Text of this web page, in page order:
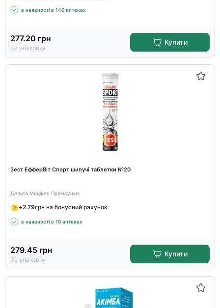
в наявності в 140 аптеках
277.20 грн
За упаковку
Купити
Зест ЕфферВіт Спорт шипучі таблетки №20
Дельта Медікел Промоушнз
+2.79грн на бонусний рахунок
в наявності в 10 аптеках
279.45 грн
За упаковку
Купити